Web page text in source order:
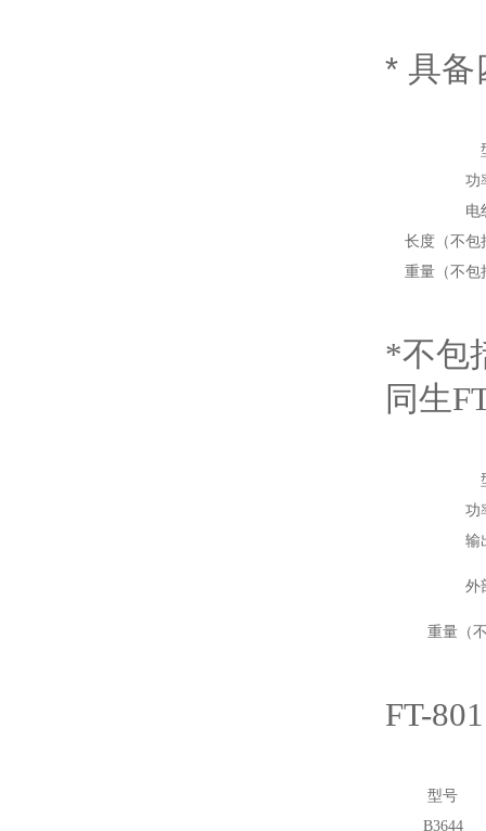
* 具备
功
电
长度（不包
重量（不包
*不包
同生
功
输
外
重量（
FT-
型号
B3644